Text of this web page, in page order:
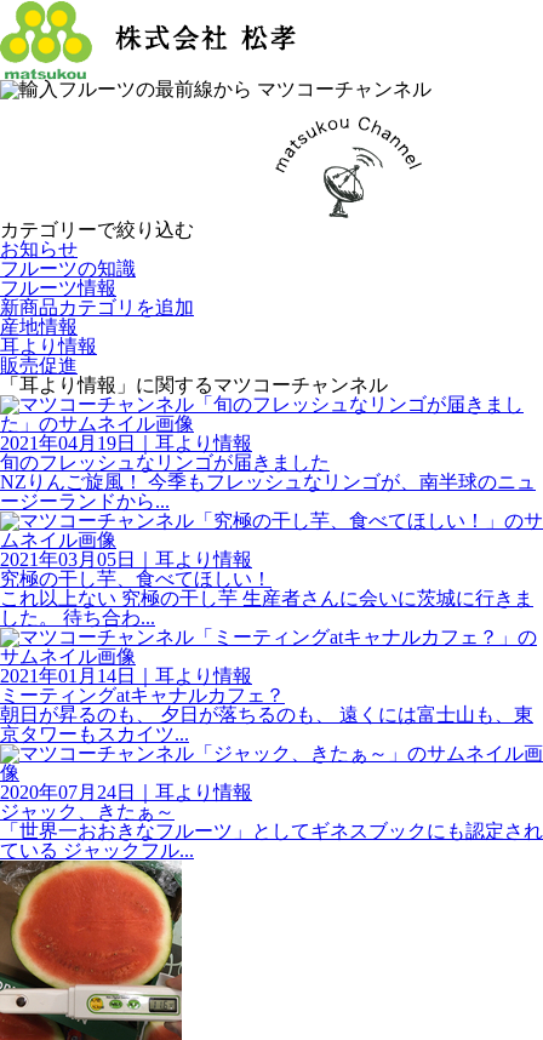
カテゴリーで絞り込む
お知らせ
フルーツの知識
フルーツ情報
新商品カテゴリを追加
産地情報
耳より情報
販売促進
「耳より情報」に関するマツコーチャンネル
2021年04月19日
耳より情報
旬のフレッシュなリンゴが届きました
NZりんご旋風！ 今季もフレッシュなリンゴが、南半球のニュ
ージーランドから...
2021年03月05日
耳より情報
究極の干し芋、食べてほしい！
これ以上ない 究極の干し芋 生産者さんに会いに茨城に行きま
した。 待ち合わ...
2021年01月14日
耳より情報
ミーティングatキャナルカフェ？
朝日が昇るのも、 夕日が落ちるのも、 遠くには富士山も、東
京タワーもスカイツ...
2020年07月24日
耳より情報
ジャック、きたぁ～
「世界一おおきなフルーツ」としてギネスブックにも認定され
ている ジャックフル...